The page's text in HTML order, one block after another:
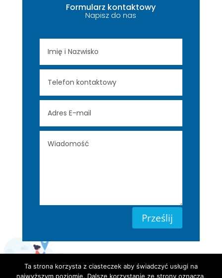
Formularz kontaktowy
Napisz do nas
Prześlij
Ta strona korzysta z ciasteczek aby świadczyć usługi na
najwyższym poziomie. Dalsze korzystanie ze strony oznacza,